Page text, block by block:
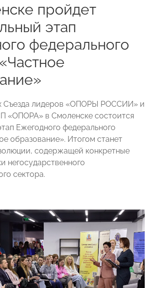
пройдет
этап
федерального
Съезда лидеров «ОПОРЫ РОССИИ» и
«ОПОРА» в Смоленске состоится
Ежегодного федерального
образование». Итогом станет
содержащей конкретные
негосударственного
сектора.